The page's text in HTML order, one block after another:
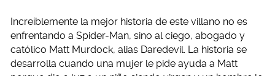
Increíblemente la mejor historia de este villano no es
enfrentando a Spider-Man, sino al ciego, abogado y
católico Matt Murdock, alias Daredevil. La historia se
desarrolla cuando una mujer le pide ayuda a Matt